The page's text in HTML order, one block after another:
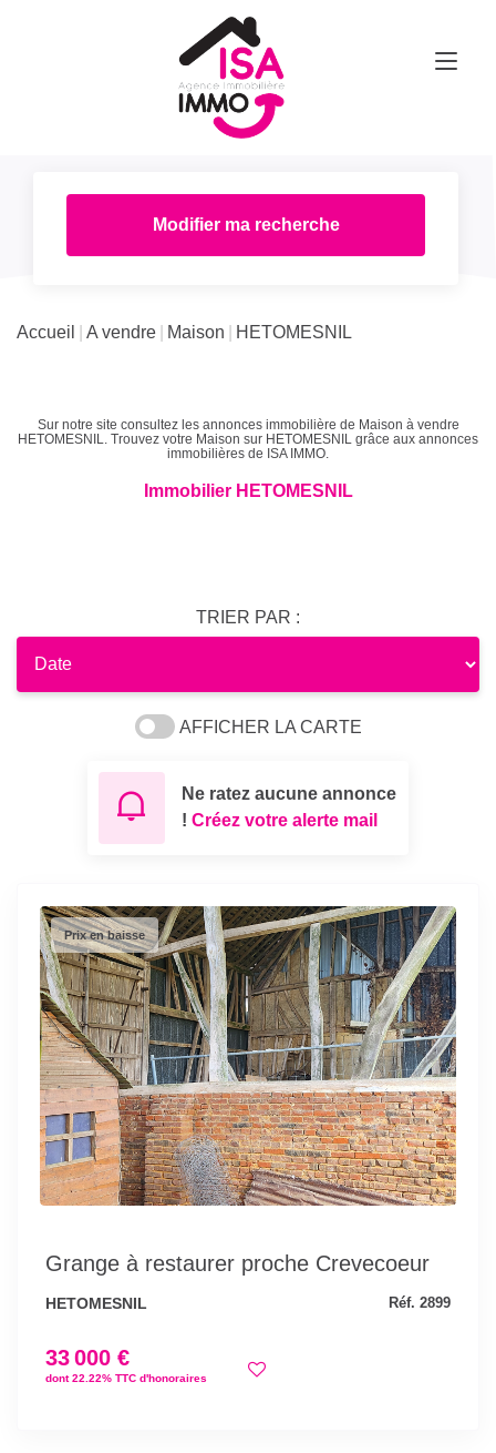
Modifier ma recherche
Accueil A vendre Maison HETOMESNIL
Sur notre site consultez les annonces immobilière de Maison à vendre
HETOMESNIL. Trouvez votre Maison sur HETOMESNIL grâce aux annonces
immobilières de ISA IMMO.
Immobilier HETOMESNIL
TRIER PAR :
AFFICHER LA CARTE
Ne ratez aucune annonce
! Créez votre alerte mail
Prix en baisse
Grange à restaurer proche Crevecoeur
HETOMESNIL Réf. 2899
33 000 €
dont 22.22% TTC d'honoraires